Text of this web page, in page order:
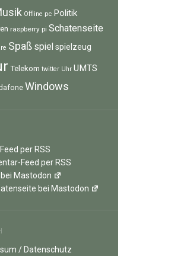
Offline pc Politik
raspberry pi Schatenseite
Spaß spiel spielzeug
Telekom twitter Uhr UMTS
Windows
per RSS
Feed per RSS
bei Mastodon
bei Mastodon
/ Datenschutz